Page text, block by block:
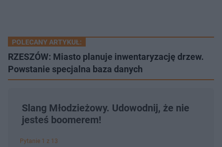
POLECANY ARTYKUŁ:
RZESZÓW: Miasto planuje inwentaryzację drzew.
Powstanie specjalna baza danych
Slang Młodzieżowy. Udowodnij, że nie
jesteś boomerem!
Pytanie 1 z 13